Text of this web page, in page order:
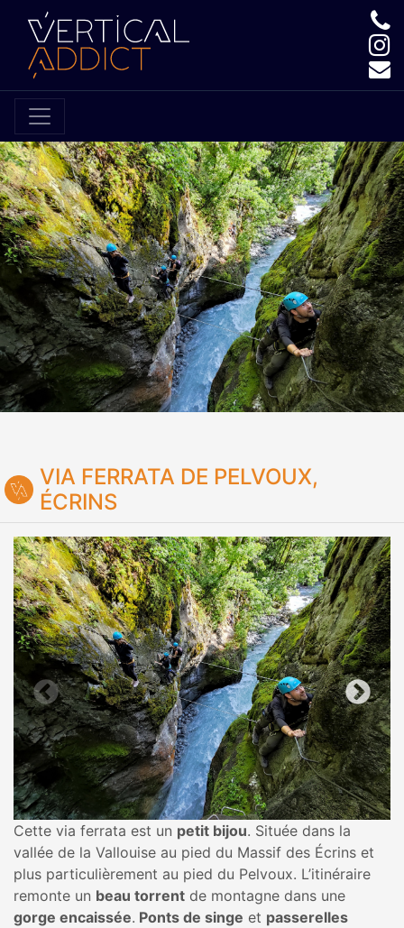
VIA FERRATA DE PELVOUX,
ÉCRINS
Cette via ferrata est un petit bijou. Située dans la
vallée de la Vallouise au pied du Massif des Écrins et
plus particulièrement au pied du Pelvoux. L’itinéraire
remonte un beau torrent de montagne dans une
gorge encaissée. Ponts de singe et passerelles